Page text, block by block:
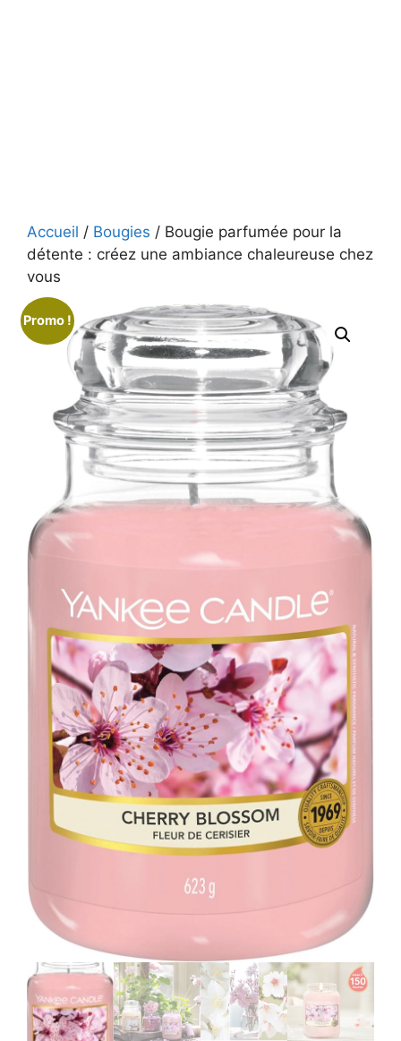
Accueil / Bougies / Bougie parfumée pour la
détente : créez une ambiance chaleureuse chez
vous
Promo !